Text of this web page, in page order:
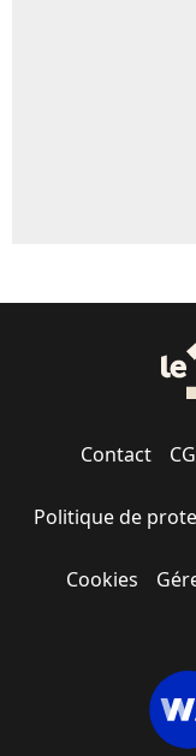
Contact
Politique de
Cookies